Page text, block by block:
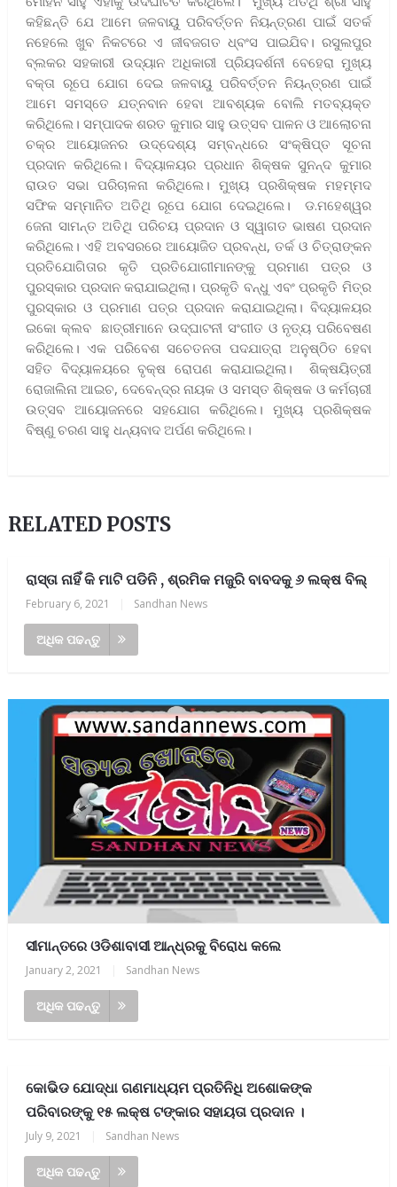
କହିଛନ୍ତି ଯେ ଆମେ ଜଳବାୟୁ ପରିବର୍ତ୍ତନ ନିୟନ୍ତ୍ରଣ ପାଇଁ ସତର୍କ
ନହେଲେ ଖୁବ ନିକଟରେ ଏ ଜୀବଜଗତ ଧ୍ବଂସ ପାଇଯିବ। ରସୁଲପୁର
ବ୍ଲକର ସହକାରୀ ଉଦ୍ୟାନ ଅଧିକାରୀ ପ୍ରିୟଦର୍ଶନୀ ବେହେରା ମୁଖ୍ୟ
ବକ୍ତା ରୂପେ ଯୋଗ ଦେଇ ଜଳବାୟୁ ପରିବର୍ତ୍ତନ ନିୟନ୍ତ୍ରଣ ପାଇଁ
ଆମେ ସମସ୍ତେ ଯତ୍ନବାନ ହେବା ଆବଶ୍ୟକ ବୋଲି ମତବ୍ୟକ୍ତ
କରିଥିଲେ। ସମ୍ପାଦକ ଶରତ କୁମାର ସାହୁ ଉତ୍ସବ ପାଳନ ଓ ଆଲୋଚନା
ଚକ୍ର ଆୟୋଜନର ଉଦ୍ଦେଶ୍ୟ ସମ୍ବନ୍ଧରେ ସଂକ୍ଷିପ୍ତ ସୂଚନା
ପ୍ରଦାନ କରିଥିଲେ। ବିଦ୍ୟାଳୟର ପ୍ରଧାନ ଶିକ୍ଷକ ସୁନନ୍ଦ କୁମାର
ରାଉତ ସଭା ପରିଚାଳନା କରିଥିଲେ। ମୁଖ୍ୟ ପ୍ରଶିକ୍ଷକ ମହମ୍ମଦ
ସଫିକ ସମ୍ମାନିତ ଅତିଥି ରୂପେ ଯୋଗ ଦେଇଥିଲେ। ଡ.ମହେଶ୍ୱର
ଜେନା ସାମନ୍ତ ଅତିଥି ପରିଚୟ ପ୍ରଦାନ ଓ ସ୍ୱାଗତ ଭାଷଣ ପ୍ରଦାନ
କରିଥିଲେ। ଏହି ଅବସରରେ ଆୟୋଜିତ ପ୍ରବନ୍ଧ, ତର୍କ ଓ ଚିତ୍ରାଙ୍କନ
ପ୍ରତିଯୋଗିତାର କୃତି ପ୍ରତିଯୋଗୀମାନଙ୍କୁ ପ୍ରମାଣ ପତ୍ର ଓ
ପୁରସ୍କାର ପ୍ରଦାନ କରାଯାଇଥିଲା। ପ୍ରକୃତି ବନ୍ଧୁ ଏବଂ ପ୍ରକୃତି ମିତ୍ର
ପୁରସ୍କାର ଓ ପ୍ରମାଣ ପତ୍ର ପ୍ରଦାନ କରାଯାଇଥିଲା। ବିଦ୍ୟାଳୟର
ଇକୋ କ୍ଲବ ଛାତ୍ରୀମାନେ ଉଦ୍ଘାଟନୀ ସଂଗୀତ ଓ ନୃତ୍ୟ ପରିବେଷଣ
କରିଥିଲେ। ଏକ ପରିବେଶ ସଚେତନତା ପଦଯାତ୍ରା ଅନୁଷ୍ଠିତ ହେବା
ସହିତ ବିଦ୍ୟାଳୟରେ ବୃକ୍ଷ ରୋପଣ କରାଯାଇଥିଲା। ଶିକ୍ଷୟିତ୍ରୀ
ରୋଜାଲିନା ଆଇଚ, ଦେବେନ୍ଦ୍ର ନାୟକ ଓ ସମସ୍ତ ଶିକ୍ଷକ ଓ କର୍ମଚାରୀ
ଉତ୍ସବ ଆୟୋଜନରେ ସହଯୋଗ କରିଥିଲେ। ମୁଖ୍ୟ ପ୍ରଶିକ୍ଷକ
ବିଷ୍ଣୁ ଚରଣ ସାହୁ ଧନ୍ୟବାଦ ଅର୍ପଣ କରିଥିଲେ।
RELATED POSTS
ରାସ୍ତା ନାହିଁ କି ମାଟି ପଡିନି , ଶ୍ରମିକ ମଜୁରି ବାବଦକୁ ୬ ଲକ୍ଷ ବିଲ୍
February 6, 2021 Sandhan News
ଅଧିକ ପଢନ୍ତୁ
ସୀମାନ୍ତରେ ଓଡିଶାବାସୀ ଆନ୍ଧ୍ରକୁ ବିରୋଧ କଲେ
January 2, 2021 Sandhan News
ଅଧିକ ପଢନ୍ତୁ
କୋଭିଡ ଯୋଦ୍ଧା ଗଣମାଧ୍ୟମ ପ୍ରତିନିଧି ଅଶୋକଙ୍କ
ପରିବାରଙ୍କୁ ୧୫ ଲକ୍ଷ ଟଙ୍କାର ସହାୟତା ପ୍ରଦାନ ।
July 9, 2021 Sandhan News
ଅଧିକ ପଢନ୍ତୁ